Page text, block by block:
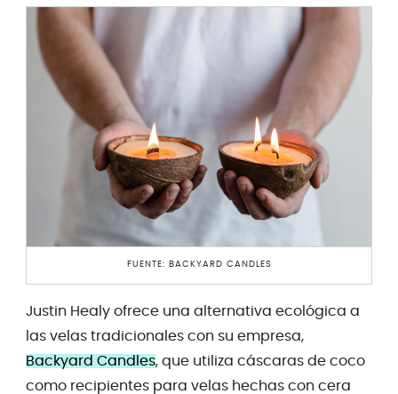
FUENTE: BACKYARD CANDLES
Justin Healy ofrece una alternativa ecológica a
las velas tradicionales con su empresa,
Backyard Candles, que utiliza cáscaras de coco
como recipientes para velas hechas con cera